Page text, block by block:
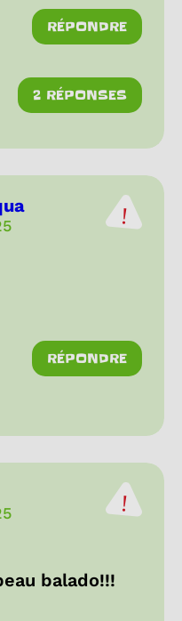
réactions
RÉPONDRE
2 RÉPONSES
réactions
RÉPONDRE
balado!!!